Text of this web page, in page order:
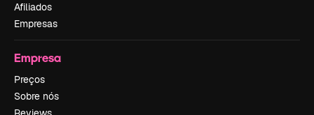
Afiliados
Empresas
Empresa
Preços
Sobre nós